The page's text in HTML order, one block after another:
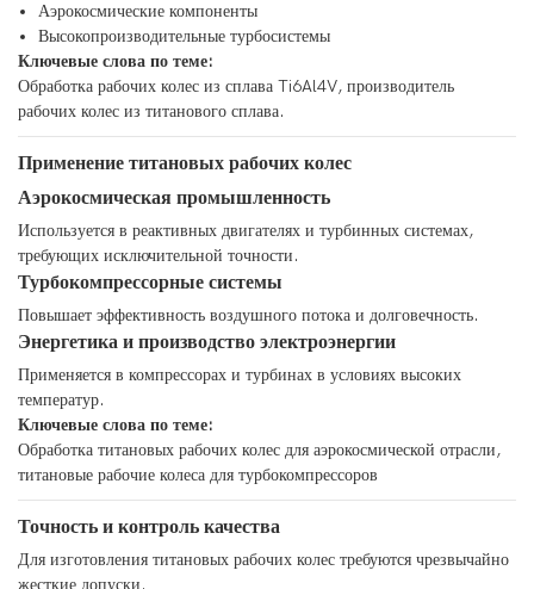
Аэрокосмические компоненты
Высокопроизводительные турбосистемы
Ключевые слова по теме:
Обработка рабочих колес из сплава Ti6Al4V, производитель
рабочих колес из титанового сплава.
Применение титановых рабочих колес
Аэрокосмическая промышленность
Используется в реактивных двигателях и турбинных системах,
требующих исключительной точности.
Турбокомпрессорные системы
Повышает эффективность воздушного потока и долговечность.
Энергетика и производство электроэнергии
Применяется в компрессорах и турбинах в условиях высоких
температур.
Ключевые слова по теме:
Обработка титановых рабочих колес для аэрокосмической отрасли,
титановые рабочие колеса для турбокомпрессоров
Точность и контроль качества
Для изготовления титановых рабочих колес требуются чрезвычайно